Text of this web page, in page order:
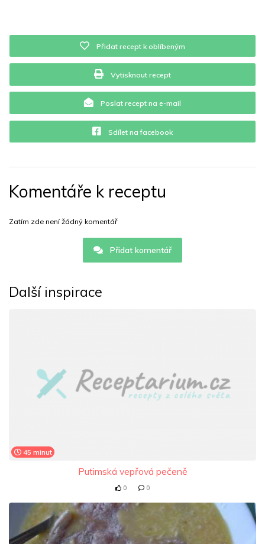
Přidat recept k oblíbeným
Vytisknout recept
Poslat recept na e-mail
Sdílet na facebook
Komentáře k receptu
Zatím zde není žádný komentář
Přidat komentář
Další inspirace
45 minut
Putimská vepřová pečeně
0 0